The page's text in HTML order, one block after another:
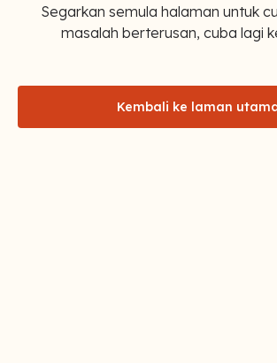
Segarkan semula halaman untuk
masalah berterusan, cuba lagi
Kembali ke laman